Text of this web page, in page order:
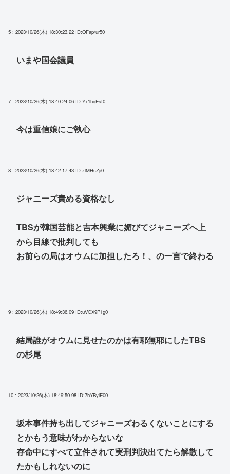
5 : 2023/10/26(木) 18:30:23.22 ID:OFap/ur50
いまや国会議員
7 : 2023/10/26(木) 18:40:24.06 ID:Yx1hqEsf0
今は重信娘にご執心
8 : 2023/10/26(木) 18:42:17.43 ID:zlMHsZji0
ジャニーズ責める資格なし
TBSが韓国芸能と吉本興業に媚びてジャニーズへ上
から目線で批判しても
お前らの局はオウムに加担したろ！、の一言で終わる
9 : 2023/10/26(木) 18:49:36.09 ID:uVOX9P1g0
結局誰がオウムに見せたのかは有耶無耶にしたTBS
の杉尾
10 : 2023/10/26(木) 18:49:50.98 ID:7hYBylE00
坂本事件持ち出してジャニーズわるくないことにする
とかもう意味がわからないな
存命中にすべて立件されて実刑判決出てたら解散して
たかもしれないのに